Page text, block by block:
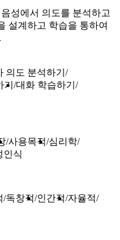
성에서 의도를 분석하고
설계하고 학습을 통하여
의도 분석하기
대화 학습하기
사용목적 심리학
인식
독창적 인간적 자율적